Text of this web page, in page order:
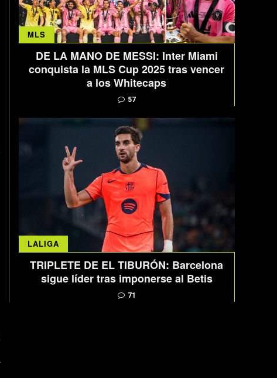
MLS
DE LA MANO DE MESSI: Inter Miami
conquista la MLS Cup 2025 tras vencer
a los Whitecaps
57
LALIGA
TRIPLETE DE EL TIBURÓN: Barcelona
sigue líder tras imponerse al Betis
71